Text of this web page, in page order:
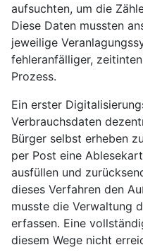
aufsuchten, um die
Diese Daten mussten
jeweilige
fehleranfälliger,
Prozess.
Ein erster
Verbrauchsdaten
Bürger selbst erheben
per Post eine
ausfüllen und
dieses Verfahren den
musste die Verwaltung
erfassen. Eine
diesem Wege nicht